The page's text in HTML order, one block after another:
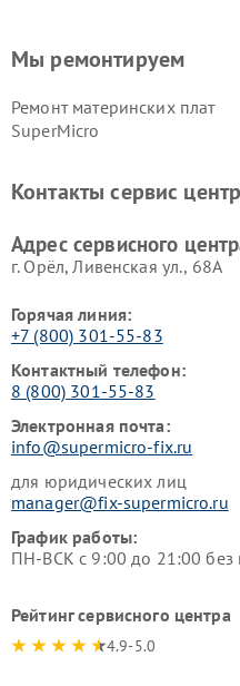
Мы ремонтируем
Ремонт материнских плат
SuperMicro
Контакты сервис
Адрес сервисного
г. Орёл, Ливенская ул., 68А
Горячая линия:
+7 (800) 301-55-83
Контактный телефон:
8 (800) 301-55-83
Электронная почта:
info@supermicro-fix.ru
для юридических лиц
manager@fix-supermicro.ru
График работы:
ПН-ВСК с 9:00 до 21:00
Рейтинг сервисного центра
4.9-5.0